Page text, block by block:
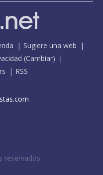
Sugiere una web
(Cambiar)
RSS
reservados